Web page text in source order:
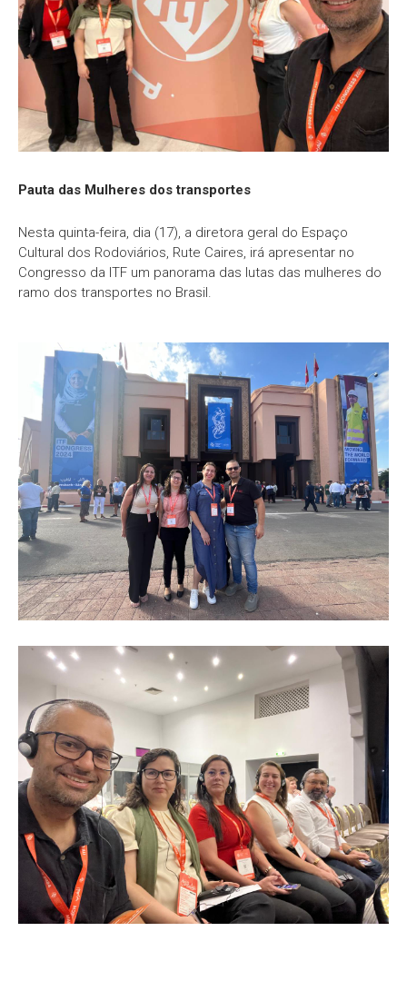
Pauta das Mulheres dos transportes
Nesta quinta-feira, dia (17), a diretora geral do Espaço
Cultural dos Rodoviários, Rute Caires, irá apresentar no
Congresso da ITF um panorama das lutas das mulheres do
ramo dos transportes no Brasil.